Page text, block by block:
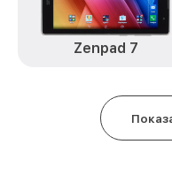
Zenpad 7